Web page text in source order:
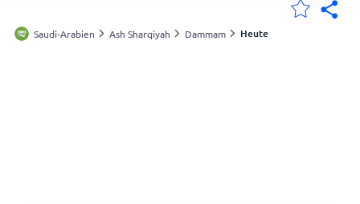
Deutschland
Saudi-Arabien Ash Sharqiyah Dammam Heute